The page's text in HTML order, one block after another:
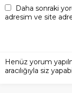
Daha sonraki
adresim ve site
Henüz yorum
aracılığıyla siz